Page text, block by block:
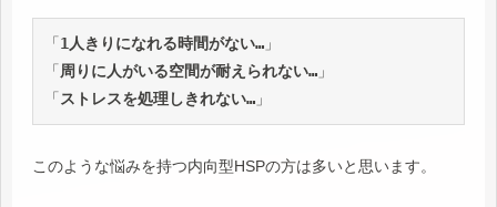
「1人きりになれる時間がない… 」
「 周りに人がいる空間が耐えられない… 」
「 ストレスを処理しきれない… 」
このような悩みを持つ内向型HSPの方は多いと思います。